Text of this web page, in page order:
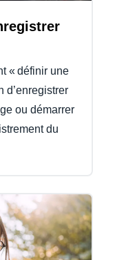
« définir une
d’enregistrer
ou démarrer
du